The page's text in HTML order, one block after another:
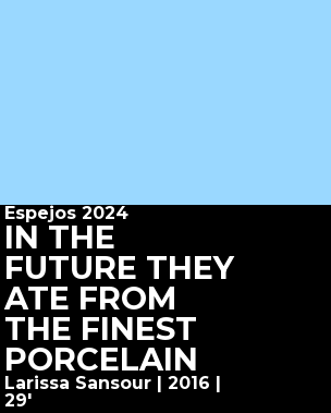
Espejos 2024
IN THE
FUTURE THEY
ATE FROM
THE FINEST
PORCELAIN
Larissa Sansour | 2016 |
29'